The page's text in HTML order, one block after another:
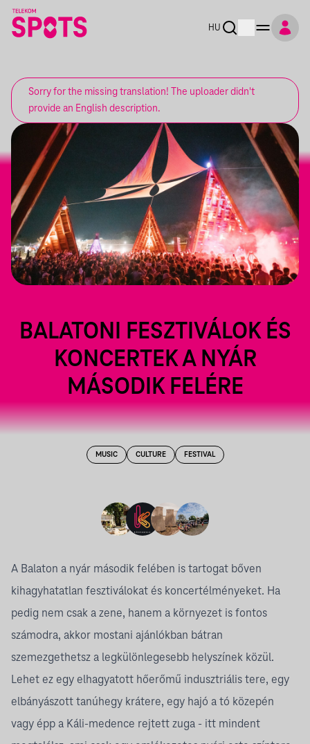
HU
Sorry for the missing translation! The uploader didn't
provide an English description.
BALATONI FESZTIVÁLOK ÉS
KONCERTEK A NYÁR
MÁSODIK FELÉRE
MUSIC CULTURE FESTIVAL
A Balaton a nyár második felében is tartogat bőven
kihagyhatatlan fesztiválokat és koncertélményeket. Ha
pedig nem csak a zene, hanem a környezet is fontos
számodra, akkor mostani ajánlókban bátran
szemezgethetsz a legkülönlegesebb helyszínek közül.
Lehet ez egy elhagyatott hőerőmű indusztriális tere, egy
elbányászott tanúhegy krátere, egy hajó a tó közepén
vagy épp a Káli-medence rejtett zuga - itt mindent